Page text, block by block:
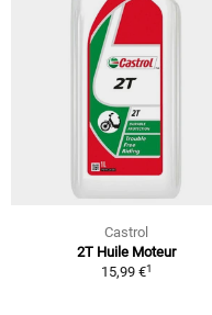
Castrol
2T Huile Moteur
15,99 €1